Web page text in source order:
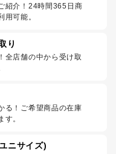
紹介！24時間365日商
用可能。
り
全店舗の中から受け取
る！ご希望商品の在庫
す。
ニサイズ)